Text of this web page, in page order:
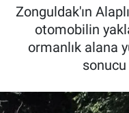
Zonguldak'ın
otomobilin
ormanlık alana
sonucu